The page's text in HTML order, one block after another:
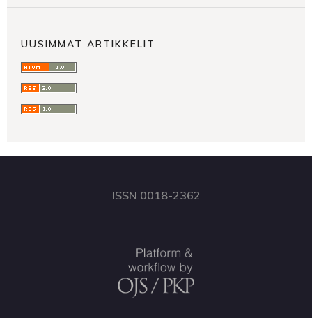
UUSIMMAT ARTIKKELIT
ISSN 0018-2362